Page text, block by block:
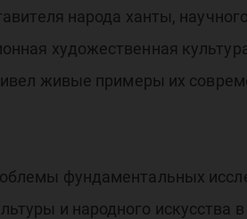
народа ханты,
художественная
живые примеры их
фундаментальных
и народного искусства